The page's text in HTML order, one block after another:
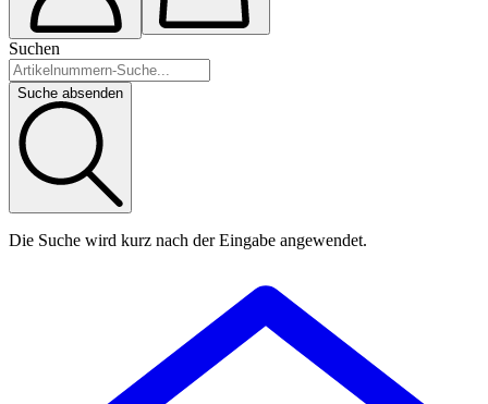
Suchen
Suche absenden
Die Suche wird kurz nach der Eingabe angewendet.